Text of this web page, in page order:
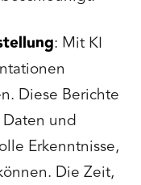
: Mit KI
Diese Berichte
und
Erkenntnisse,
Die Zeit,